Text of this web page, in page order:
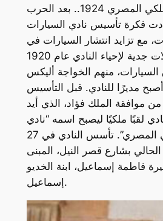
نادي السيارات الملكي المصري 1924.. بعد الحرب
فكرة تأسيس نادي السيارات
مع تزايد انتشار السيارات في
مصر. بدأت محاولات جدية لإحياء النادي عام 1920
منهم الخواجة أليكس
مديرًا للنادي. قبل التأسيس
موافقة الملك فؤاد، الذي أيد
لقبًا ملكيًا ليصبح اسمه “نادي
السيارات الملكي المصري”. تأسس النادي في 27
بمقره الحالي بشارع قصر النيل، المبنى
فاطمة إسماعيل، ابنة الخديو
إسماعيل.